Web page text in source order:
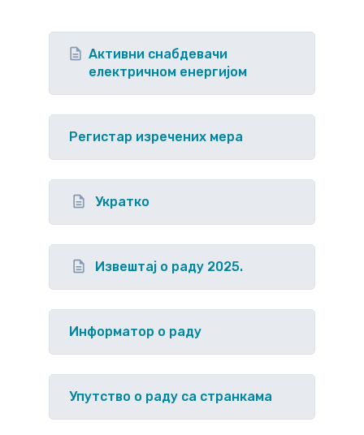
Активни снабдевачи
електричном енергијом
Регистар изречених мера
Укратко
Извештај о раду 2025.
Информатор о раду
Упутство o раду са странкама